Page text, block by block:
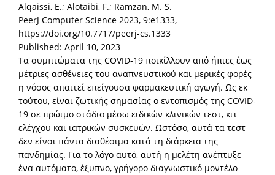
Projects
Services
Publications
Annual Reports
Publications for R&D Metrics & Indicators
Publications for Libraries
Informational Publications
Alqaissi, E.; Alotaibi, F.; Ramzan, M. S.
PeerJ Computer Science 2023, 9:e1333,
https://doi.org/10.7717/peerj-cs.1333
Published: April 10, 2023
Τα συμπτώματα της COVID-19 ποικίλλουν από ήπιες έως
μέτριες ασθένειες του αναπνευστικού και μερικές φορές
η νόσος απαιτεί επείγουσα φαρμακευτική αγωγή. Ως εκ
τούτου, είναι ζωτικής σημασίας ο εντοπισμός της COVID-
19 σε πρώιμο στάδιο μέσω ειδικών κλινικών τεστ, κιτ
ελέγχου και ιατρικών συσκευών. Ωστόσο, αυτά τα τεστ
δεν είναι πάντα διαθέσιμα κατά τη διάρκεια της
πανδημίας. Για το λόγο αυτό, αυτή η μελέτη ανέπτυξε
ένα αυτόματο, έξυπνο, γρήγορο διαγνωστικό μοντέλο